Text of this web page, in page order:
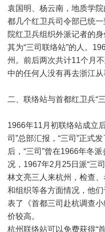
袁国明、杨云南，地质学
都几个红卫兵司令部已统
院红卫兵组织外派记者的
其为“三司联络站”的人。
州。前后两次共计11个月
中的任何人没有再去浙江从
二、联络站与首都红卫兵“
1966年11月初联络站成立
司”总部汇报，“三司”正式
后，“三司”曾在1966年冬
况，1967年2月25日派“三
林文亮三人来杭州，检查
和组织等各方面情况，他
表了《首都三司赴杭调查
价较高。
杭州联络站可以免费获得“